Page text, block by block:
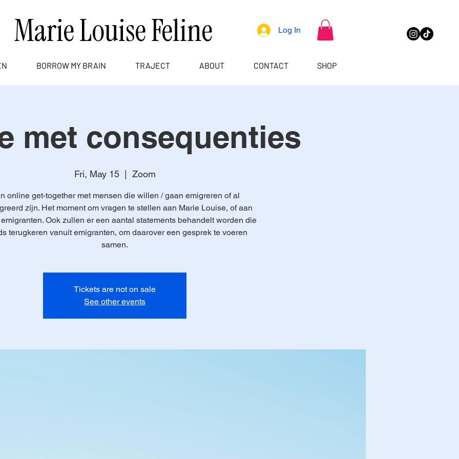
Marie Louise Feline Log In
BORROW MY BRAIN TRAJECT ABOUT CONTACT SHOP
met consequenties
Fri, May 15
  |
Zoom
online get-together met mensen die willen / gaan emigreren of al
zijn. Het moment om vragen te stellen aan Marie Louise, of aan
Ook zullen er een aantal statements behandelt worden die
terugkeren vanuit emigranten, om daarover een gesprek te voeren
samen.
Tickets are not on sale
See other events